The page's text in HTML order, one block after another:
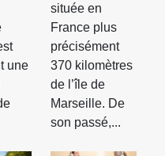
une
située en
France plus
précisément
370 kilomètres
de l’île de
Marseille. De
son passé,...